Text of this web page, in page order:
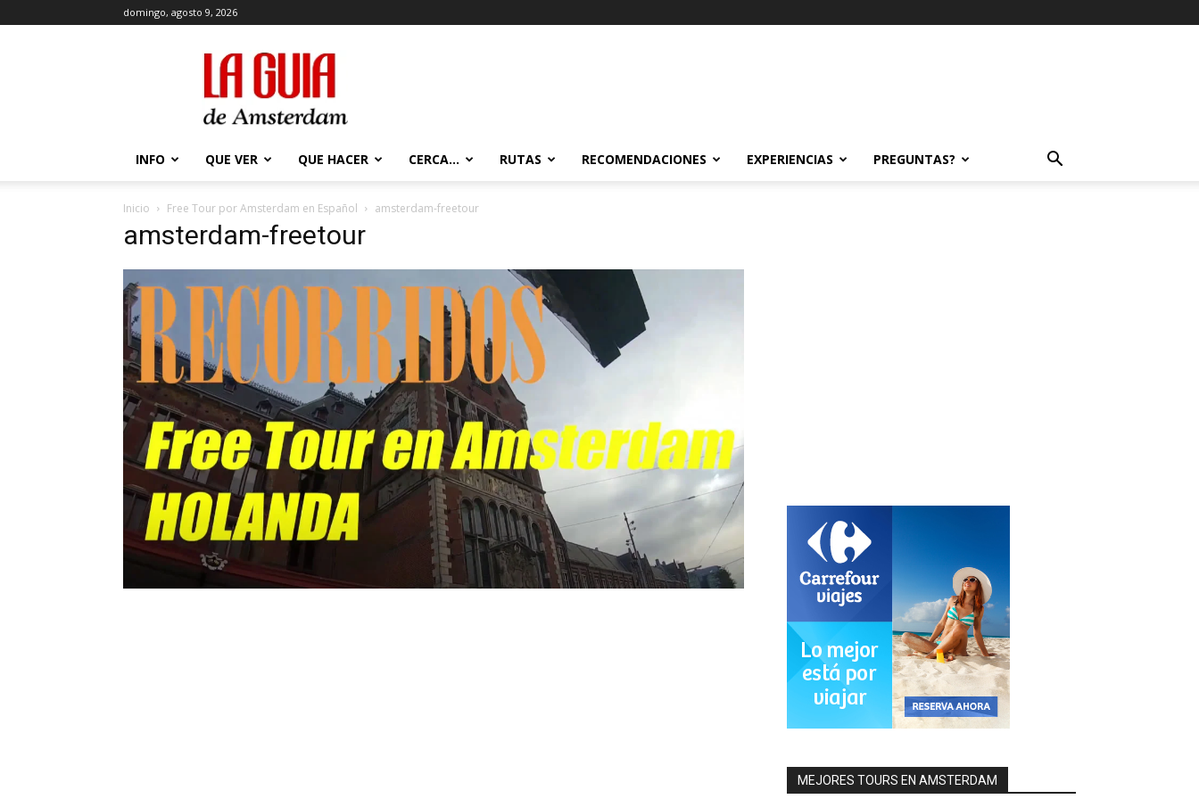
domingo, agosto 9, 2026
La
Guía
de
Amsterdam
INFO QUE VER QUE HACER CERCA… RUTAS RECOMENDACIONES EXPERIENCIAS PREGUNTAS?
Inicio Free Tour por Amsterdam en Español amsterdam-freetour
amsterdam-freetour
MEJORES TOURS EN AMSTERDAM